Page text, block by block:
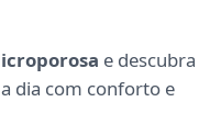
e descubra
dia com conforto e